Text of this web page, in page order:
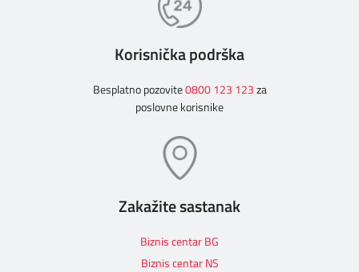
Korisnička podrška
Besplatno pozovite0800 123 123za
poslovne korisnike
Zakažite sastanak
Biznis centar BG
Biznis centar NS